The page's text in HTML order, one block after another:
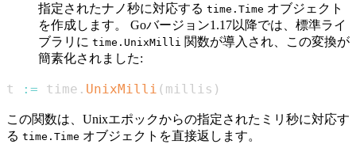
指定されたナノ秒に対応する time.Time オブジェクト
を作成します。 Goバージョン1.17以降では、標準ライ
ブラリに time.UnixMilli 関数が導入され、この変換が
簡素化されました:
t := time . UnixMilli ( millis )
この関数は、Unixエポックからの指定されたミリ秒に対応す
る time.Time オブジェクトを直接返します。